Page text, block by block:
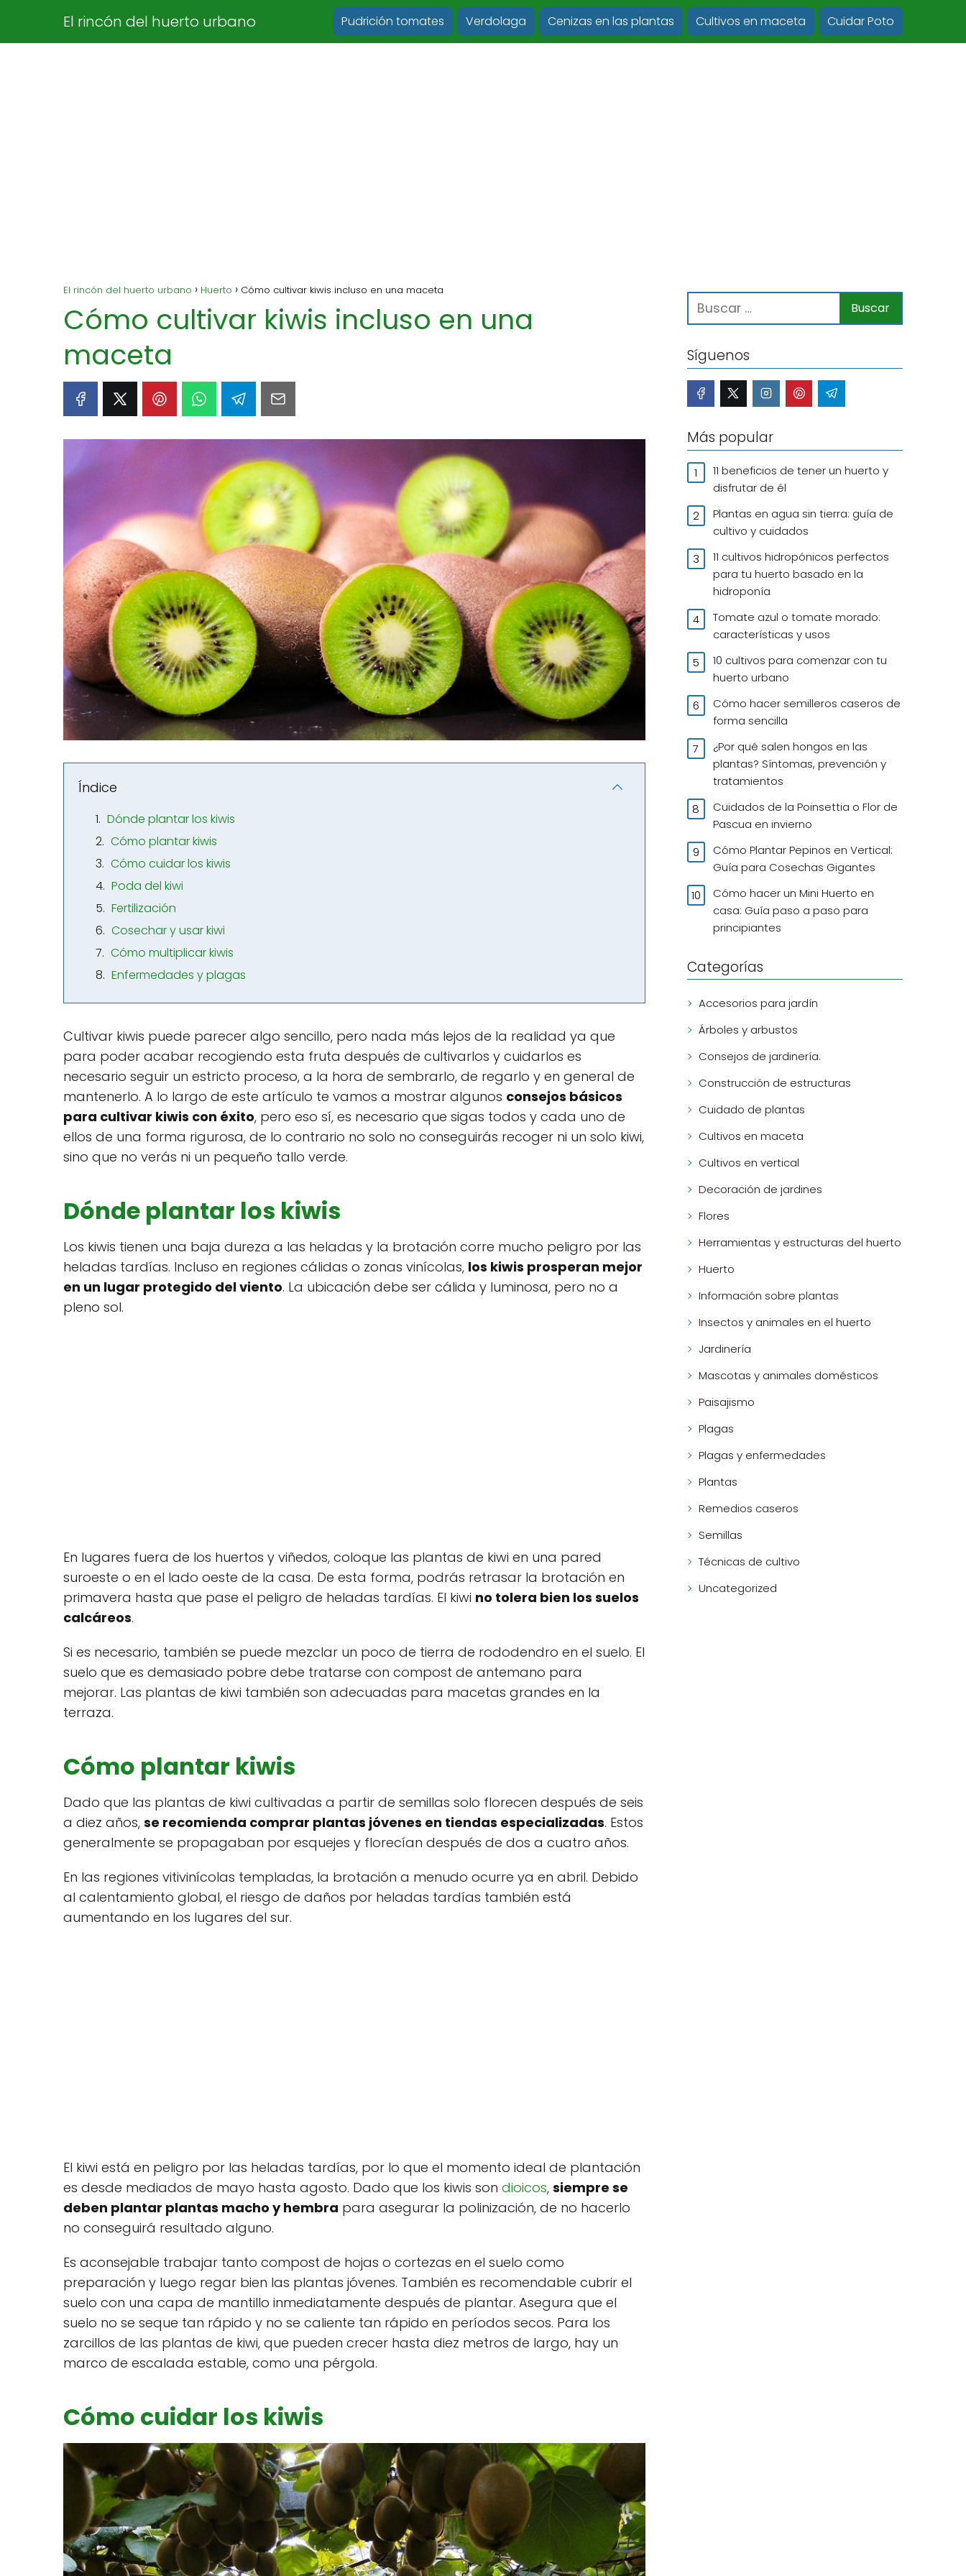
El rincón del huerto urbano Pudrición tomates Verdolaga Cenizas en las plantas Cultivos en maceta Cuidar Poto
El rincón del huerto urbano Huerto Cómo cultivar kiwis incluso en una maceta
Cómo cultivar kiwis incluso en una
maceta
Índice
Dónde plantar los kiwis
Cómo plantar kiwis
Cómo cuidar los kiwis
Poda del kiwi
Fertilización
Cosechar y usar kiwi
Cómo multiplicar kiwis
Enfermedades y plagas
Cultivar kiwis puede parecer algo sencillo, pero nada más lejos de la realidad ya que
para poder acabar recogiendo esta fruta después de cultivarlos y cuidarlos es
necesario seguir un estricto proceso, a la hora de sembrarlo, de regarlo y en general de
mantenerlo. A lo largo de este artículo te vamos a mostrar algunos consejos básicos
para cultivar kiwis con éxito, pero eso sí, es necesario que sigas todos y cada uno de
ellos de una forma rigurosa, de lo contrario no solo no conseguirás recoger ni un solo kiwi,
sino que no verás ni un pequeño tallo verde.
Dónde plantar los kiwis
Los kiwis tienen una baja dureza a las heladas y la brotación corre mucho peligro por las
heladas tardías. Incluso en regiones cálidas o zonas vinícolas, los kiwis prosperan mejor
en un lugar protegido del viento. La ubicación debe ser cálida y luminosa, pero no a
pleno sol.
En lugares fuera de los huertos y viñedos, coloque las plantas de kiwi en una pared
suroeste o en el lado oeste de la casa. De esta forma, podrás retrasar la brotación en
primavera hasta que pase el peligro de heladas tardías. El kiwi no tolera bien los suelos
calcáreos.
Si es necesario, también se puede mezclar un poco de tierra de rododendro en el suelo. El
suelo que es demasiado pobre debe tratarse con compost de antemano para
mejorar. Las plantas de kiwi también son adecuadas para macetas grandes en la
terraza.
Cómo plantar kiwis
Dado que las plantas de kiwi cultivadas a partir de semillas solo florecen después de seis
a diez años, se recomienda comprar plantas jóvenes en tiendas especializadas. Estos
generalmente se propagaban por esquejes y florecían después de dos a cuatro años.
En las regiones vitivinícolas templadas, la brotación a menudo ocurre ya en abril. Debido
al calentamiento global, el riesgo de daños por heladas tardías también está
aumentando en los lugares del sur.
El kiwi está en peligro por las heladas tardías, por lo que el momento ideal de plantación
es desde mediados de mayo hasta agosto. Dado que los kiwis son dioicos, siempre se
deben plantar plantas macho y hembra para asegurar la polinización, de no hacerlo
no conseguirá resultado alguno.
Es aconsejable trabajar tanto compost de hojas o cortezas en el suelo como
preparación y luego regar bien las plantas jóvenes. También es recomendable cubrir el
suelo con una capa de mantillo inmediatamente después de plantar. Asegura que el
suelo no se seque tan rápido y no se caliente tan rápido en períodos secos. Para los
zarcillos de las plantas de kiwi, que pueden crecer hasta diez metros de largo, hay un
marco de escalada estable, como una pérgola.
Cómo cuidar los kiwis
Síguenos
Más popular
11 beneficios de tener un huerto y
disfrutar de él
Plantas en agua sin tierra: guía de
cultivo y cuidados
11 cultivos hidropónicos perfectos
para tu huerto basado en la
hidroponía
Tomate azul o tomate morado:
características y usos
10 cultivos para comenzar con tu
huerto urbano
Cómo hacer semilleros caseros de
forma sencilla
¿Por qué salen hongos en las
plantas? Síntomas, prevención y
tratamientos
Cuidados de la Poinsettia o Flor de
Pascua en invierno
Cómo Plantar Pepinos en Vertical:
Guía para Cosechas Gigantes
Cómo hacer un Mini Huerto en
casa: Guía paso a paso para
principiantes
Categorías
Accesorios para jardín
Árboles y arbustos
Consejos de jardinería.
Construcción de estructuras
Cuidado de plantas
Cultivos en maceta
Cultivos en vertical
Decoración de jardines
Flores
Herramientas y estructuras del huerto
Huerto
Información sobre plantas
Insectos y animales en el huerto
Jardinería
Mascotas y animales domésticos
Paisajismo
Plagas
Plagas y enfermedades
Plantas
Remedios caseros
Semillas
Técnicas de cultivo
Uncategorized